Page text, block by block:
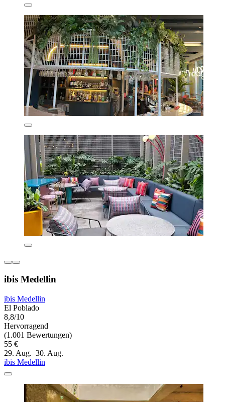
ibis Medellin
ibis Medellin
El Poblado
8,8/10
Hervorragend
(1.001 Bewertungen)
55 €
29. Aug.–30. Aug.
ibis Medellin